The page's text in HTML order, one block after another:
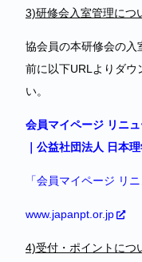
3)研修会入室管理につ
協会員の本研修会の入
前に以下URLよりダウ
い。
会員マイページ リニ
｜公益社団法人 日本
「会員マイページ リ
www.japanpt.or.jp
4)受付・ポイントにつ